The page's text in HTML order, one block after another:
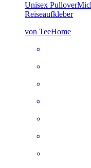
Unisex Pullover
Reiseaufkleber
von TeeHome